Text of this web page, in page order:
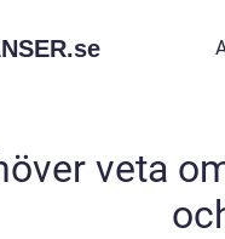
se
veta